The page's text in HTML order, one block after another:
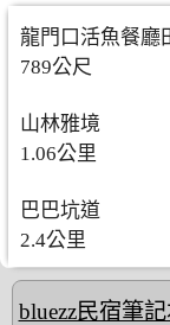
龍門口活魚餐廳
789公尺
山林雅境
1.06公里
巴巴坑道
2.4公里
bluezz民宿筆